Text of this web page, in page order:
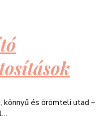
könnyű és örömteli utad –